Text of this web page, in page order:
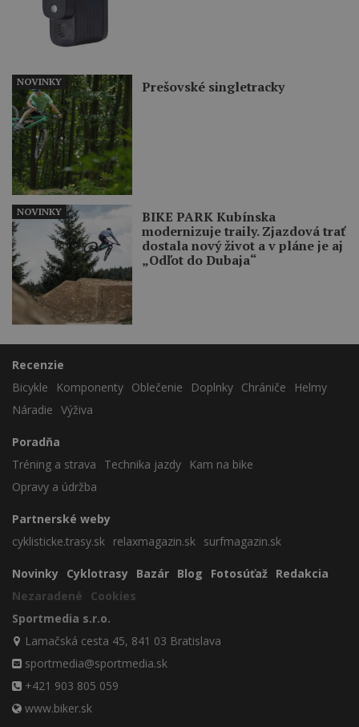
Prešovské singletracky
NOVINKY
BIKE PARK Kubínska
modernizuje traily. Zjazdová trať
dostala nový život a v pláne je aj
„Odľot do Dubaja“
NOVINKY
Recenzie
Bicykle
Komponenty Oblečenie Doplnky Chrániče
Helmy
Náradie Výživa
Poradňa
Tréning a strava
Technika jazdy
Kam na bike
Opravy a údržba
Partnerské weby
cyklisticke.trasy.sk relaxmagazin.sk surfmagazin.sk
Novinky Cyklotrasy Bazár Blog Fotosúťaž Redakcia
Nezaradené
Cookies
Sportmedia s.r.o.
Lamačská cesta 45, 841 03 Bratislava
sportmedia@sportmedia.sk
+421 903 805 059
www.biker.sk